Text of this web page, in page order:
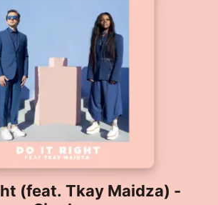
Apple Musicをインストール
(feat. Tkay Maidza) -